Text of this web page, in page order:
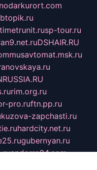
sp-tour.ru
DSHAIR.RU
musavtomat.msk.ru
rim.org.ru
pro.ruftn.pp.ru
kuzova-zapchasti.ru
hardcity.net.ru
gubernyan.ru
andorra24.com